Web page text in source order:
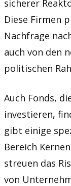
sicherer
Diese Firmen
Nachfrage
auch von den
politischen
Auch Fonds,
investieren,
gibt einige
Bereich
streuen das
von